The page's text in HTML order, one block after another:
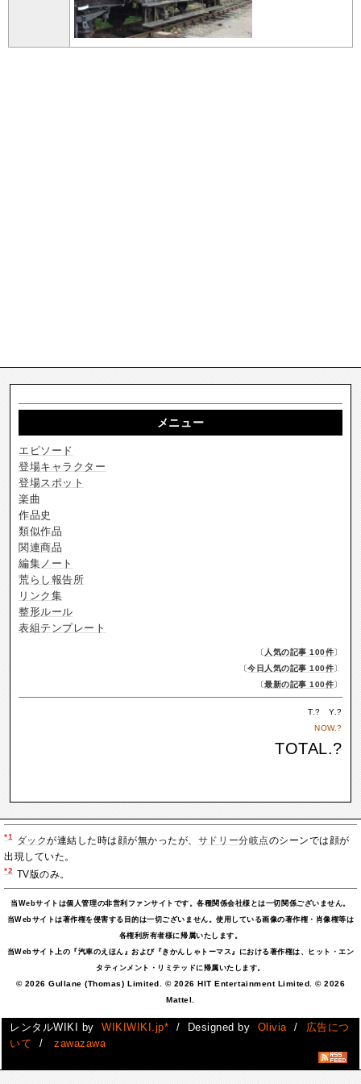
メニュー
エピソード
登場キャラクター
登場スポット
楽曲
作品史
類似作品
関連商品
編集ノート
荒らし報告所
リンク集
整形ルール
表組テンプレート
〔 人気の記事 100件〕
〔今日人気の記事 100件〕
〔最新の記事 100件〕
T.? Y.?
NOW.?
TOTAL.?
*1 ダックが連結した時は顔が無かったが、 サドリー分岐点のシーンでは顔が
出現していた。
*2 TV版のみ。
当Webサイトは個人管理の非営利ファンサイトです。各種関係会社様とは一切関係ございません。
当Webサイトは著作権を侵害する目的は一切ございません。使用している画像の著作権・肖像権等は
各権利所有者様に帰属いたします。
当Webサイト上の『汽車のえほん』および『きかんしゃトーマス』における著作権は、ヒット・エン
タティンメント・リミテッドに帰属いたします。
© 2026 Gullane (Thomas) Limited. © 2026 HIT Entertainment Limited. © 2026
Mattel.
レンタルWIKI by WIKIWIKI.jp* / Designed by Olivia /
広告につ
いて
/ zawazawa